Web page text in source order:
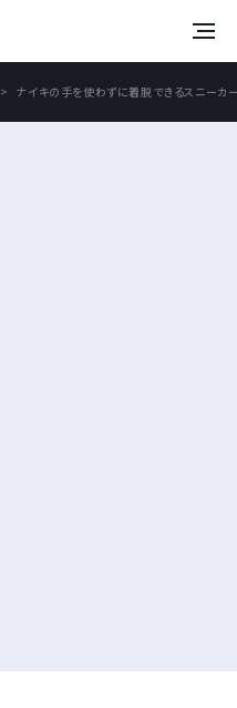
ナイキの手を使わずに着脱できるスニーカ